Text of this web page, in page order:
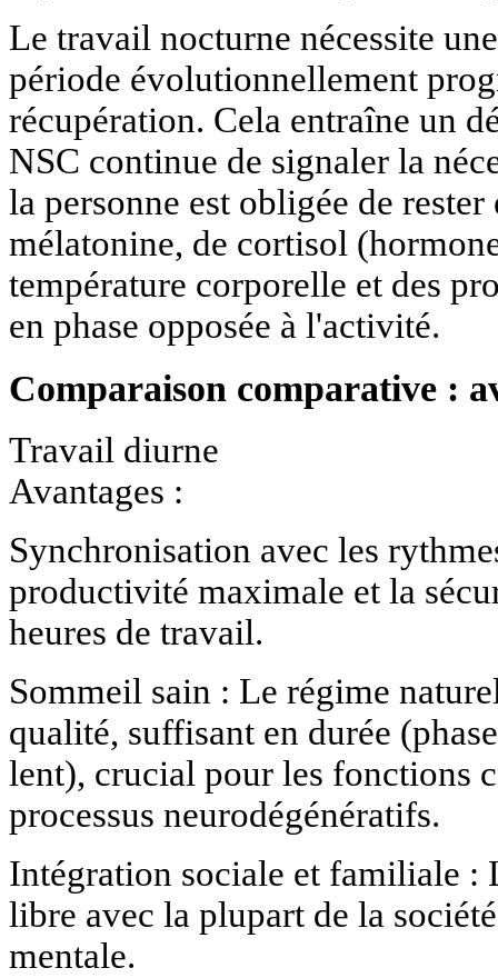
Le travail nocturne nécessite
période évolutionnellement
récupération. Cela entraîne un
NSC continue de signaler la
la personne est obligée de
mélatonine, de cortisol
température corporelle et des
en phase opposée à l'activité.
Comparaison comparative :
Travail diurne
Avantages :
Synchronisation avec les
productivité maximale et la
heures de travail.
Sommeil sain : Le régime
qualité, suffisant en durée
lent), crucial pour les fonctions
processus neurodégénératifs.
Intégration sociale et familiale :
libre avec la plupart de la
mentale.